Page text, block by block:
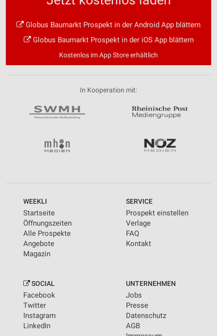
Globus Baumarkt Prospekt in der Android App blättern
Globus Baumarkt Prospekt in der iOS App blättern
Kostenlos im App Store erhältlich
In Kooperation mit:
WEEKLI
Startseite
Öffnungszeiten
Alle Prospekte
Angebote
Magazin
SERVICE
Prospekt einstellen
Verlage
FAQ
Kontakt
SOCIAL
Facebook
Twitter
Instagram
LinkedIn
UNTERNEHMEN
Jobs
Presse
Datenschutz
AGB